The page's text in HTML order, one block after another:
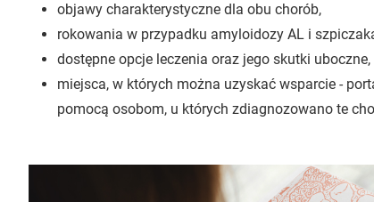
objawy charakterystyczne dla obu chorób,
rokowania w przypadku amyloidozy AL i
dostępne opcje leczenia oraz jego skutki uboczne,
miejsca, w których można uzyskać wsparcie -
pomocą osobom, u których zdiagnozowano te